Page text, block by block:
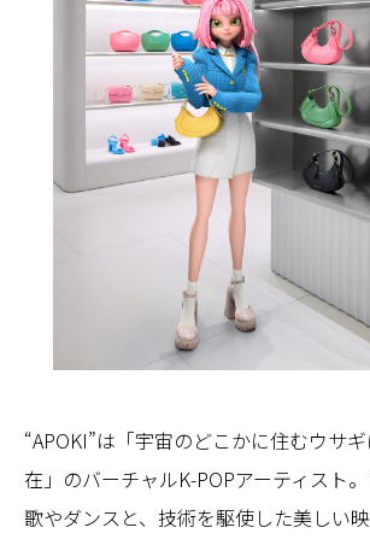
“APOKI”は「宇宙のどこかに住むウサ
在」のバーチャルK-POPアーティスト
歌やダンスと、技術を駆使した美しい